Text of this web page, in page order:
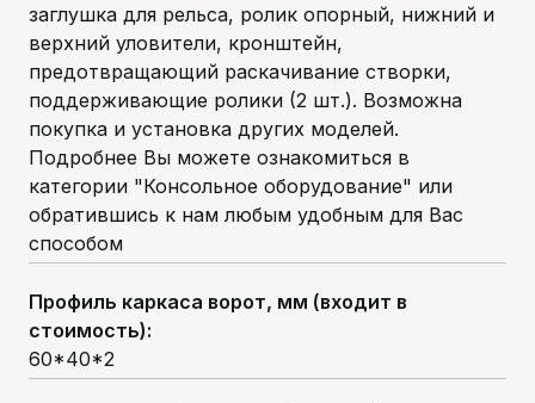
заглушка для рельса, ролик опорный, нижний и
верхний уловители, кронштейн,
предотвращающий раскачивание створки,
поддерживающие ролики (2 шт.). Возможна
покупка и установка других моделей.
Подробнее Вы можете ознакомиться в
категории "Консольное оборудование" или
обратившись к нам любым удобным для Вас
способом
Профиль каркаса ворот, мм (входит в
стоимость):
60*40*2